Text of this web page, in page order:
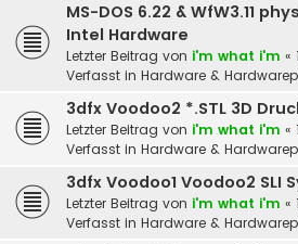
MS-DOS 6.22 & WfW3.11
Intel Hardware
Letzter Beitrag von i'm what i'm «
Verfasst in Hardware &
3dfx Voodoo2 *.STL 3D
Letzter Beitrag von i'm what i'm «
Verfasst in Hardware &
3dfx Voodoo1 Voodoo2 SLI
Letzter Beitrag von i'm what i'm «
Verfasst in Hardware &